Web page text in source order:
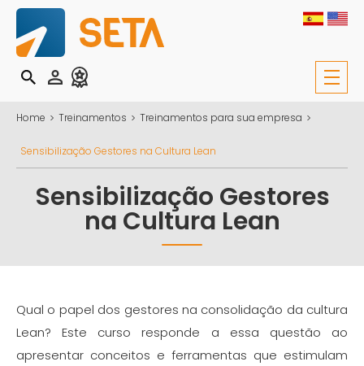
Home Treinamentos Treinamentos para sua empresa
Sensibilização Gestores na Cultura Lean
Sensibilização Gestores
na Cultura Lean
Qual o papel dos gestores na consolidação da cultura
Lean? Este curso responde a essa questão ao
apresentar conceitos e ferramentas que estimulam